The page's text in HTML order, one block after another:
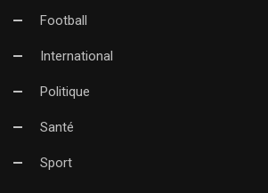
Football
International
Politique
Santé
Sport